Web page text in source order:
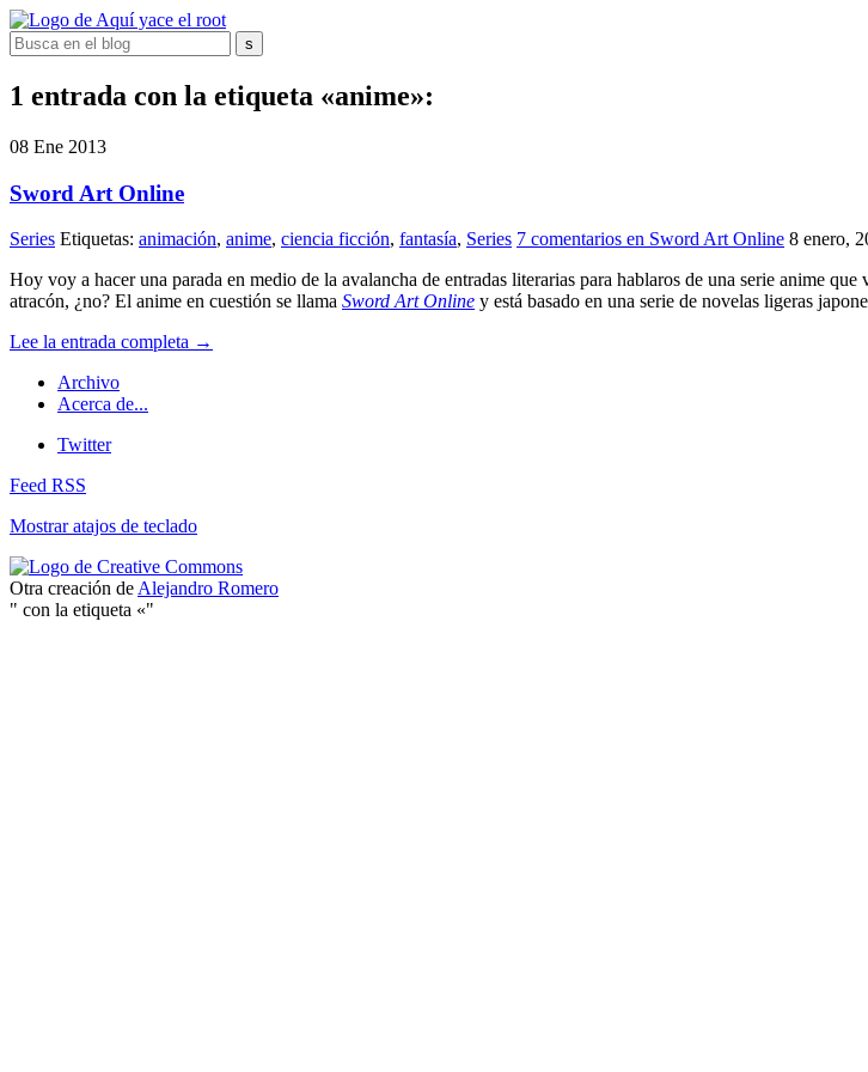
1 entrada con la etiqueta «anime»:
08 Ene 2013
Sword Art Online
Series Etiquetas: animación, anime, ciencia ficción, fantasía, Series 7 comentarios en Sword Art Online 8 enero,
Hoy voy a hacer una parada en medio de la avalancha de entradas literarias para hablaros de una serie anime
atracón, ¿no? El anime en cuestión se llama Sword Art Online y está basado en una serie de novelas ligeras
Lee la entrada completa →
Archivo
Acerca de...
Twitter
Feed RSS
Mostrar atajos de teclado
Otra creación de Alejandro Romero
" con la etiqueta «"